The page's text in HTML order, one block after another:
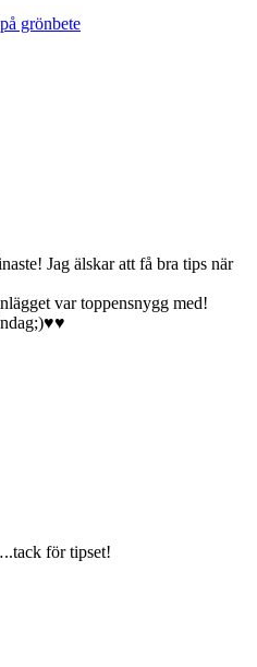
grönbete
Jag älskar att få bra tips när
var toppensnygg med!
för tipset!